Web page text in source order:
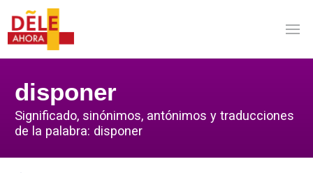
disponer
Significado, sinónimos, antónimos y traducciones
de la palabra: disponer